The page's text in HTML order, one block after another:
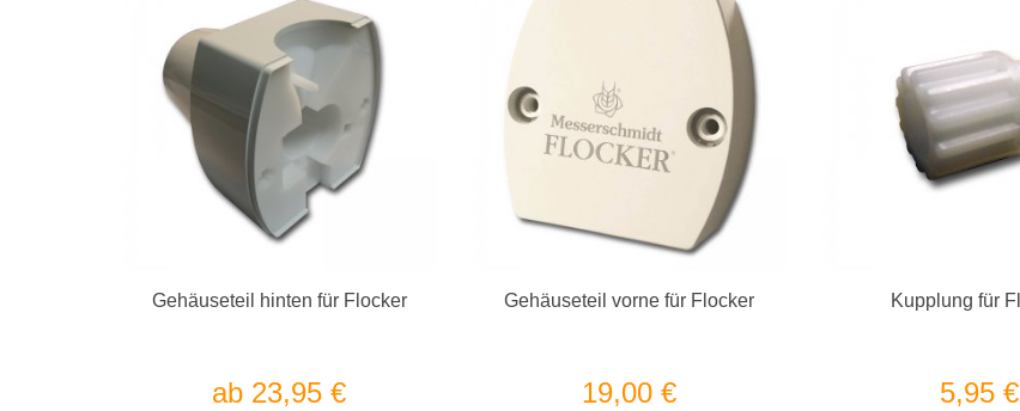
Gehäuseteil hinten für Flocker
ab 23,95 €
Gehäuseteil vorne für Flocker
19,00 €
Kupplung für
5,95 €